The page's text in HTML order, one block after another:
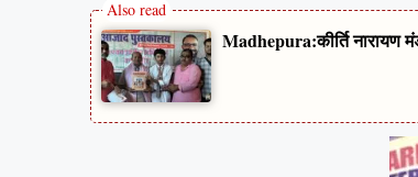
Madhepura:कीर्ति नारायण